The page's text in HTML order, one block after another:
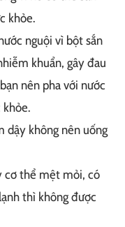
khỏe.
nguội vì bột sắn
khuẩn, gây đau
nên pha với nước
dậy không nên uống
cơ thể mệt mỏi, có
thì không được